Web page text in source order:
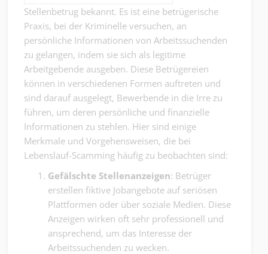
Stellenbetrug bekannt. Es ist eine betrügerische
Praxis, bei der Kriminelle versuchen, an
persönliche Informationen von Arbeitssuchenden
zu gelangen, indem sie sich als legitime
Arbeitgebende ausgeben. Diese Betrügereien
können in verschiedenen Formen auftreten und
sind darauf ausgelegt, Bewerbende in die Irre zu
führen, um deren persönliche und finanzielle
Informationen zu stehlen. Hier sind einige
Merkmale und Vorgehensweisen, die bei
Lebenslauf-Scamming häufig zu beobachten sind:
Gefälschte Stellenanzeigen: Betrüger
erstellen fiktive Jobangebote auf seriösen
Plattformen oder über soziale Medien. Diese
Anzeigen wirken oft sehr professionell und
ansprechend, um das Interesse der
Arbeitssuchenden zu wecken.